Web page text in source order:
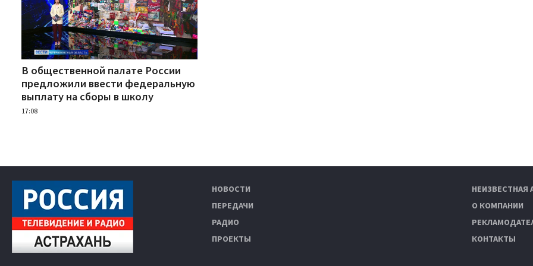
В общественной палате России
предложили ввести федеральную
выплату на сборы в школу
17:08
НОВОСТИ
ПЕРЕДАЧИ
РАДИО
ПРОЕКТЫ
НЕИЗВЕСТНАЯ
О КОМПАНИИ
КОНТАКТЫ